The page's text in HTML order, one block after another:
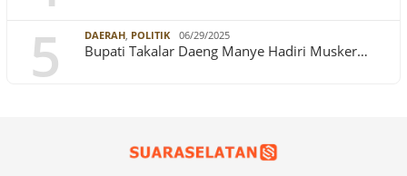
5 DAERAH, POLITIK 06/29/2025
Bupati Takalar Daeng Manye Hadiri Musker…